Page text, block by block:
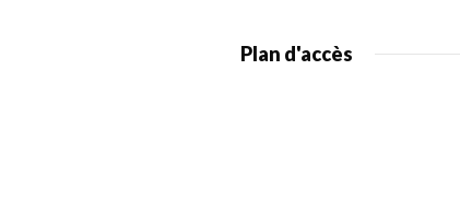
Plan d'accès